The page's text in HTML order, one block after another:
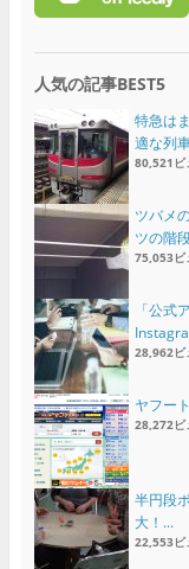
人気の記事BEST5
特急は
適な列
80,521ビ
ツバメ
ツの階
75,053ビ
「公式
28,962ビ
ヤフー
28,272ビ
半円段
大！...
22,553ビ